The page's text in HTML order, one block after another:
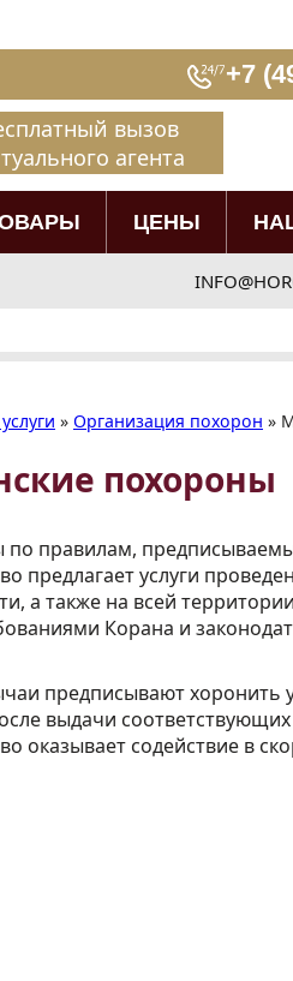
+7
вызов
агента
ЦЕНЫ
» Организация похорон »
похороны
по правилам,
предлагает услуги
а также на всей
Корана и
предписывают
выдачи
оказывает содействие в